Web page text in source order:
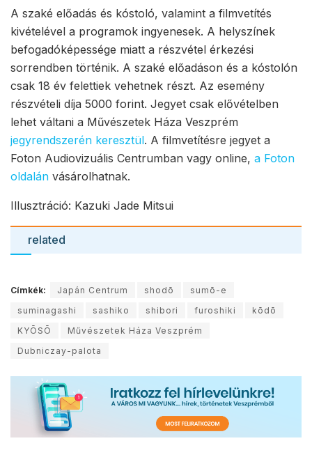
A szaké előadás és kóstoló, valamint a filmvetítés
kivételével a programok ingyenesek. A helyszínek
befogadóképessége miatt a részvétel érkezési
sorrendben történik. A szaké előadáson és a kóstolón
csak 18 év felettiek vehetnek részt. Az esemény
részvételi díja 5000 forint. Jegyet csak elővételben
lehet váltani a Művészetek Háza Veszprém
jegyrendszerén keresztül. A filmvetítésre jegyet a
Foton Audiovizuális Centrumban vagy online, a Foton
oldalán vásárolhatnak.
Illusztráció: Kazuki Jade Mitsui
related
Címkék: Japán Centrum shodō
sumō-e
suminagashi
sashiko shibori furoshiki
kōdō
KYŌSŌ
Művészetek Háza Veszprém
Dubniczay-palota